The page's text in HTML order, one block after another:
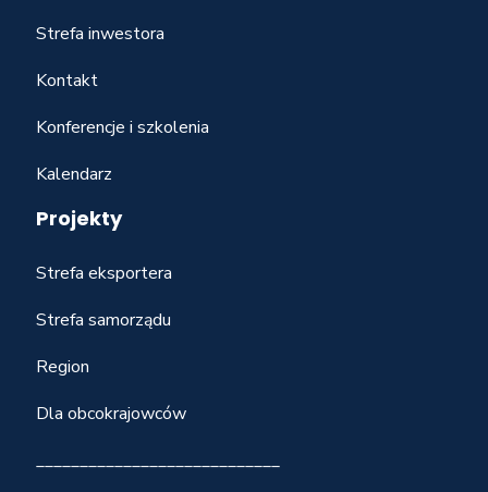
Strefa inwestora
Kontakt
Konferencje i szkolenia
Kalendarz
Projekty
Strefa eksportera
Strefa samorządu
Region
Dla obcokrajowców
____________________________